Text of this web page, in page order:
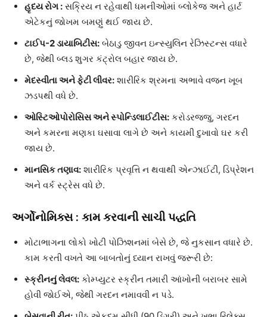
હૃદય રોગ : સક્રિય ન રહેવાથી ધમનીઓમાં બ્લોકેજ અને હાર્ટ
એટેકનું જોખમ બમણું થઈ જાય છે.
ટાઈપ-2 ડાયાબિટીસ: બેઠાડુ જીવન ઇન્સ્યુલિન રેઝિસ્ટન્સ વધારે
છે, જેથી બ્લડ શુગર કંટ્રોલ બહાર જાય છે.
મેદસ્વીતા અને ફેટી લીવર: શારીરિક શ્રમના અભાવે વજન ખૂબ
ઝડપથી વધે છે.
ઓસ્ટિઓપોરોસિસ અને સ્પોન્ડિલાઈટીસ: કરોડરજ્જુ, ગરદન
અને કમરના મણકા ઘસાવા લાગે છે અને કાયમી દુખાવો ઘર કરી
જાય છે.
માનસિક તણાવ: શારીરિક પ્રવૃત્તિ ન થવાથી એન્ઝાઈટી, ડિપ્રેશન
અને વર્ક સ્ટ્રેસ વધે છે.
અર્ગોનોમિક્સ : કામ કરવાની સાચી પદ્ધતિ
મોટાભાગના લોકો ખોટી પોઝિશનમાં બેસે છે, જે નુકસાન વધારે છે.
કામ કરતી વખતે આ બાબતોનું ધ્યાન રાખવું જરૂરી છે:
સ્ક્રીનનું લેવલ: કોમ્પ્યુટર સ્ક્રીન તમારી આંખોની બરાબર સામે
હોવી જોઈએ, જેથી ગરદન નમાવવી ન પડે.